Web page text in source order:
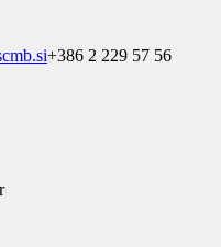
+386 2 229 57 56